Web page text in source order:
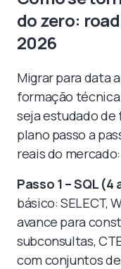
do zero:
2026
Migrar para data
formação técnica
seja estudado de
plano passo a
reais do mercado:
Passo 1 – SQL
básico: SELECT,
avance para
subconsultas,
com conjuntos